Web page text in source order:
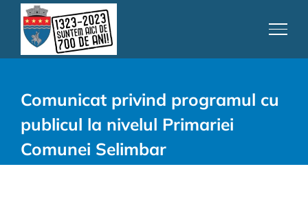
content
Comunicat privind programul cu
publicul la nivelul Primariei
Comunei Selimbar